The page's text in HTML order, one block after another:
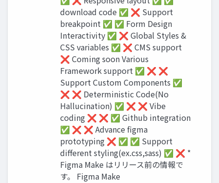
download code ✅ ❌ Support
breakpoint ✅ ✅ Form Design
Interactivity ✅ ❌ Global Styles &
CSS variables ✅ ❌ CMS support
❌ Coming soon Various
Framework support ✅ ❌ ❌
Support Custom Components ✅
❌ ❌ Deterministic Code(No
Hallucination) ✅ ❌ ❌ Vibe
coding ❌ ❌ ✅ Github integration
✅ ❌ ❌ Advance figma
prototyping ❌ ✅ ✅ Support
different styling(ex.css,sass) ✅ ❌ *
Figma Make はリリース前の情報で
す。 Figma Make